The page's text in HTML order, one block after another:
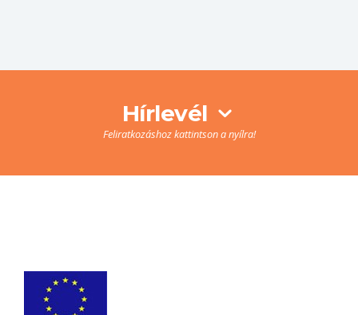
Hírlevél
Feliratkozáshoz kattintson a nyílra!